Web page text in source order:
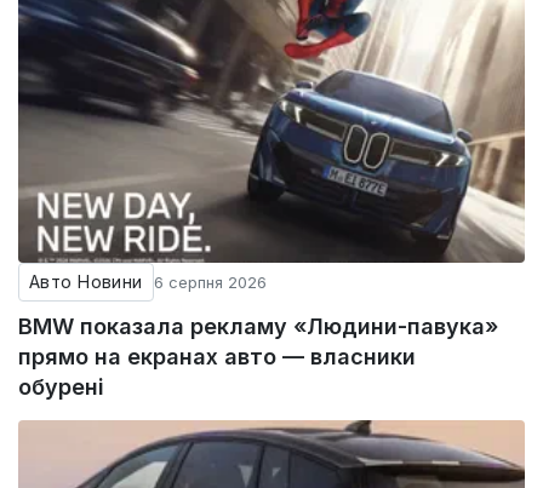
Авто Новини 6 серпня 2026
BMW показала рекламу «Людини-павука»
прямо на екранах авто — власники
обурені